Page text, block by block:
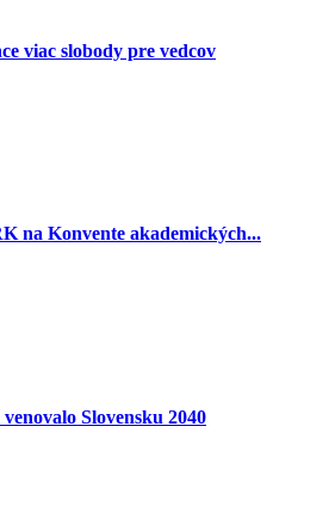
viac slobody pre vedcov
na Konvente akademických...
Slovensku 2040